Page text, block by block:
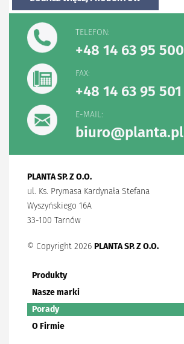
TELEFON:
+48 14 63 95 500
FAX:
+48 14 63 95 501
E-MAIL:
biuro@planta.pl
PLANTA SP. Z O.O.
ul. Ks. Prymasa Kardynała Stefana
Wyszyńskiego 16A
33-100 Tarnów
© Copyright 2026 PLANTA SP. Z O.O.
Produkty
Nasze marki
Porady
O Firmie